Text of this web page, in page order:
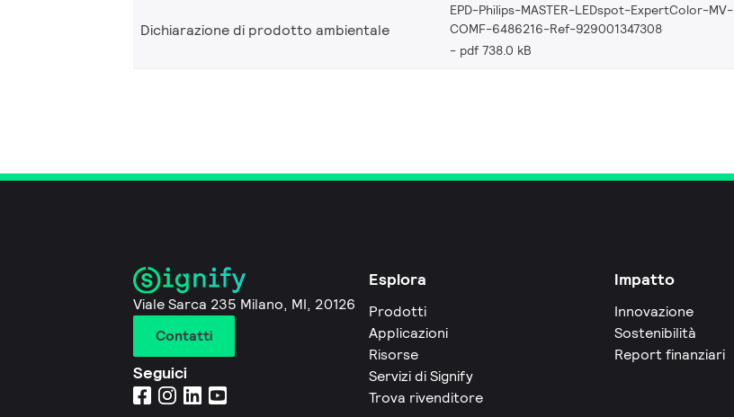
Dichiarazione di prodotto ambientale
EPD-Philips-MASTER-LEDspot-ExpertColor-MV-
COMF-6486216-Ref-929001347308
pdf 738.0 kB
Viale Sarca 235 Milano, MI, 20126
Contatti
Seguici
Esplora
Prodotti
Applicazioni
Risorse
Servizi di Signify
Trova rivenditore
Impatto
Innovazione
Sostenibilità
Report finanziari